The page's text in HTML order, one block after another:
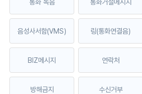
음성사서함(VMS) 링(통화연결음)
BIZ메시지 연락처
방해금지 수신거부